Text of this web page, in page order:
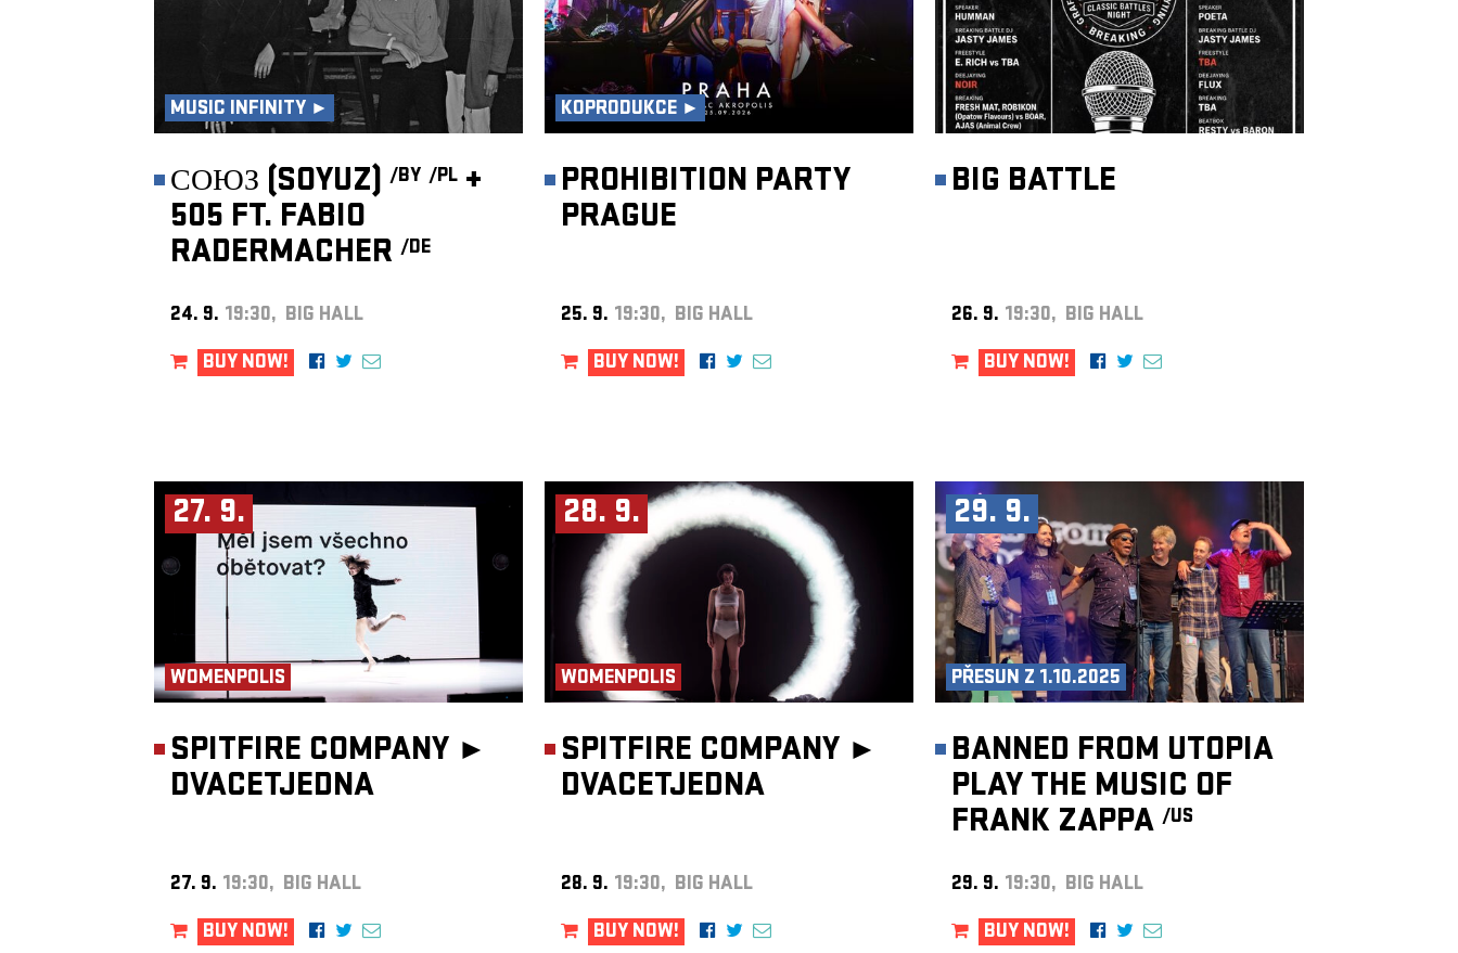
MUSIC INFINITY ►
СОЮЗ (SOYUZ) /BY /PL +
505 FT. FABIO
RADERMACHER /DE
24. 9. 19:30, BIG HALL
BUY NOW!
KOPRODUKCE ►
PROHIBITION PARTY
PRAGUE
25. 9. 19:30, BIG HALL
BUY NOW!
BIG BATTLE
26. 9. 19:30, BIG HALL
BUY NOW!
27. 9.
WOMENPOLIS
SPITFIRE COMPANY ►
DVACETJEDNA
27. 9. 19:30, BIG HALL
BUY NOW!
28. 9.
WOMENPOLIS
SPITFIRE COMPANY ►
DVACETJEDNA
28. 9. 19:30, BIG HALL
BUY NOW!
29. 9.
PŘESUN Z 1.10.2025
BANNED FROM UTOPIA
PLAY THE MUSIC OF
FRANK ZAPPA /US
29. 9. 19:30, BIG HALL
BUY NOW!